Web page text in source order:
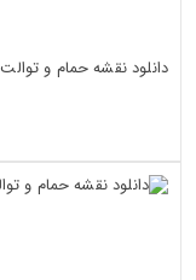
دانلود نقشه حمام و توالت 00 به ابعاد 00 × متر (کد27092)